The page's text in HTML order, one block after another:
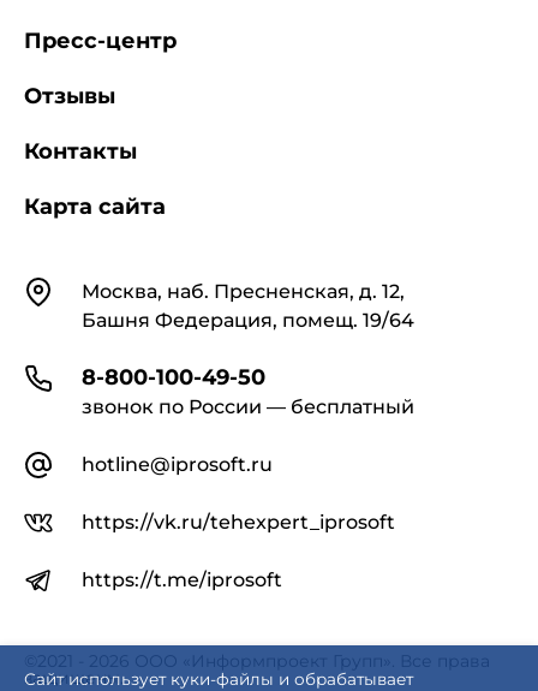
Сайт использует куки-файлы и обрабатывает
КонтактыМосква, наб. Пресненская, д. 12,
Башня Федерация, помещ. 19/64
8-800-100-49-50
звонок по России — бесплатный
hotline@iprosoft.ru
https://vk.ru/tehexpert_iprosoft
https://t.me/iprosoft
Пресс-центр
Отзывы
Контакты
Карта сайта
©2021 - 2026 ООО «Информпроект Групп». Все права
защищены.